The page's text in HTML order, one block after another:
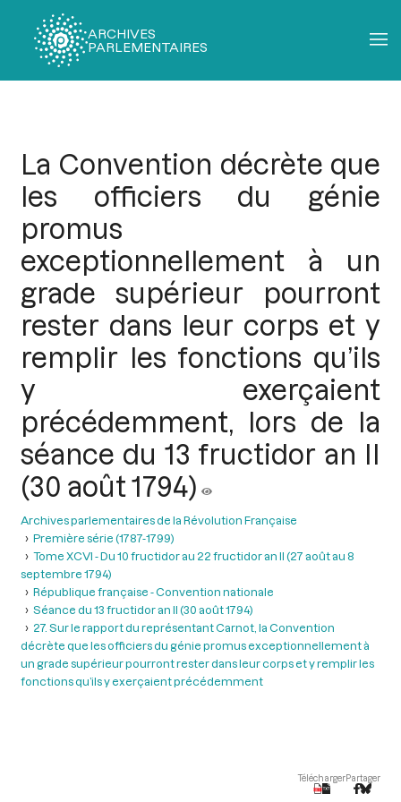
ARCHIVES
PARLEMENTAIRES
La Convention décrète que
les officiers du génie
promus
exceptionnellement à un
grade supérieur pourront
rester dans leur corps et y
remplir les fonctions qu’ils
y exerçaient
précédemment, lors de la
séance du 13 fructidor an II
(30 août 1794)
Archives parlementaires de la Révolution Française
Première série (1787-1799)
Tome XCVI - Du 10 fructidor au 22 fructidor an II (27 août au 8
septembre 1794)
République française - Convention nationale
Séance du 13 fructidor an II (30 août 1794)
27. Sur le rapport du représentant Carnot, la Convention
décrète que les officiers du génie promus exceptionnellement à
un grade supérieur pourront rester dans leur corps et y remplir les
fonctions qu’ils y exerçaient précédemment
TéléchargerPartager